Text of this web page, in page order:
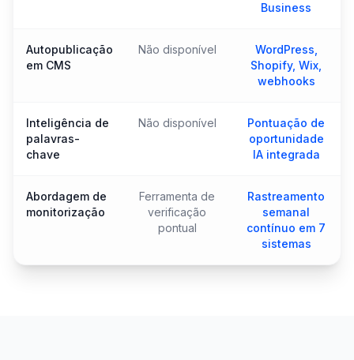
Business
Autopublicação
em CMS
Não disponível
WordPress,
Shopify, Wix,
webhooks
Inteligência de
palavras-
chave
Não disponível
Pontuação de
oportunidade
IA integrada
Abordagem de
monitorização
Ferramenta de
verificação
pontual
Rastreamento
semanal
contínuo em 7
sistemas